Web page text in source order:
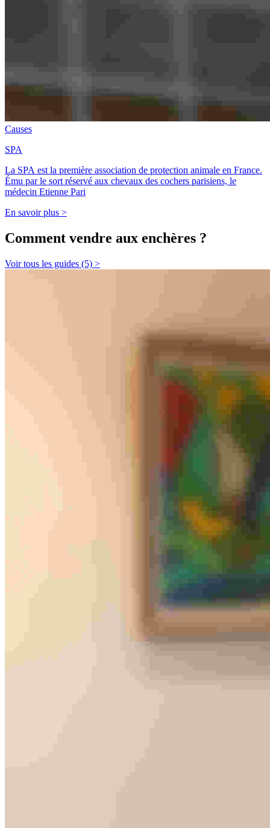
Causes
SPA
La SPA est la première association de protection animale en France.
Ému par le sort réservé aux chevaux des cochers parisiens, le
médecin Etienne Pari
En savoir plus >
Comment vendre aux enchères ?
Voir tous les guides (5) >